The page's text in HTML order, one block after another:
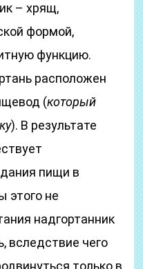
– хрящ,
формой,
функцию.
расположен
(который
). В результате
пищи в
этого не
надгортанник
вследствие чего
только в